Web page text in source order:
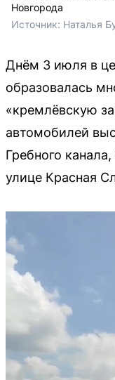
Новгорода
Источник: Наталья
Днём 3 июля в
образовалась
«кремлёвскую
автомобилей
Гребного
улице Красная